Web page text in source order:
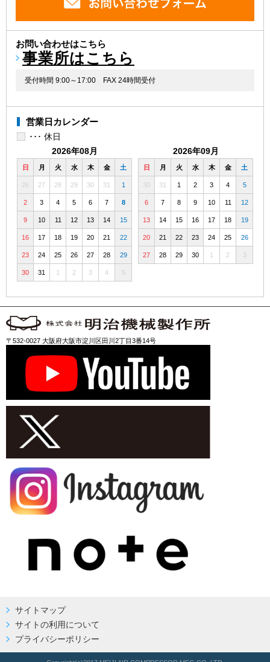
お問い合わせはこちら
事業所はこちら
受付時間 9:00～17:00 FAX 24時間受付
営業日カレンダー
･･･ 休日
2026年08月
日 月 火 水 木 金 土
26 27 28 29 30 31 1
2 3 4 5 6 7 8
9 10 11 12 13 14 15
16 17 18 19 20 21 22
23 24 25 26 27 28 29
30 31 1 2 3 4 5
2026年09月
日 月 火 水 木 金 土
30 31 1 2 3 4 5
6 7 8 9 10 11 12
13 14 15 16 17 18 19
20 21 22 23 24 25 26
27 28 29 30 1 2 3
〒532-0027 大阪府大阪市淀川区田川2丁目3番14号
サイトマップ
サイトの利用について
プライバシーポリシー